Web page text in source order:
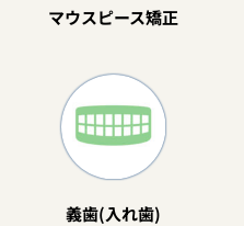
マウスピース矯正
義歯(入れ歯)